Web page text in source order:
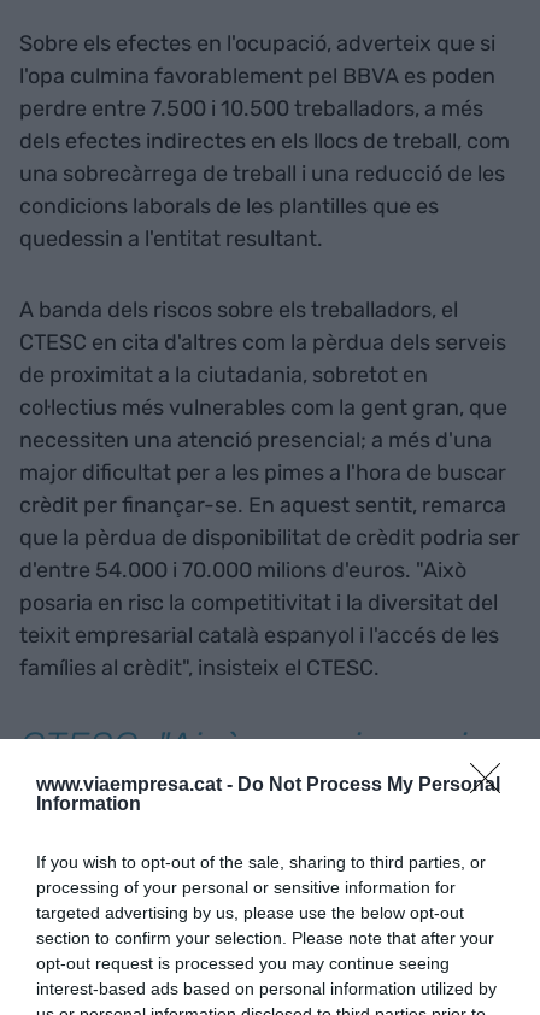
www.viaempresa.cat - Do Not Process My Personal
Information
If you wish to opt-out of the sale, sharing to third parties, or
processing of your personal or sensitive information for
targeted advertising by us, please use the below opt-out
section to confirm your selection. Please note that after your
opt-out request is processed you may continue seeing
interest-based ads based on personal information utilized by
Sobre els efectes en l'ocupació, adverteix que si
l'opa culmina favorablement pel BBVA es poden
perdre entre 7.500 i 10.500 treballadors, a més
dels efectes indirectes en els llocs de treball, com
una sobrecàrrega de treball i una reducció de les
condicions laborals de les plantilles que es
quedessin a l'entitat resultant.
A banda dels riscos sobre els treballadors, el
CTESC en cita d'altres com la pèrdua dels serveis
de proximitat a la ciutadania, sobretot en
col·lectius més vulnerables com la gent gran, que
necessiten una atenció presencial; a més d'una
major dificultat per a les pimes a l'hora de buscar
crèdit per finançar-se. En aquest sentit, remarca
que la pèrdua de disponibilitat de crèdit podria ser
d'entre 54.000 i 70.000 milions d'euros. "Això
posaria en risc la competitivitat i la diversitat del
teixit empresarial català espanyol i l'accés de les
famílies al crèdit", insisteix el CTESC.
CTESC: "Això posaria en risc
la competitivitat i la
empresarial català espanyol
i l'accés de les famílies al
crèdit"